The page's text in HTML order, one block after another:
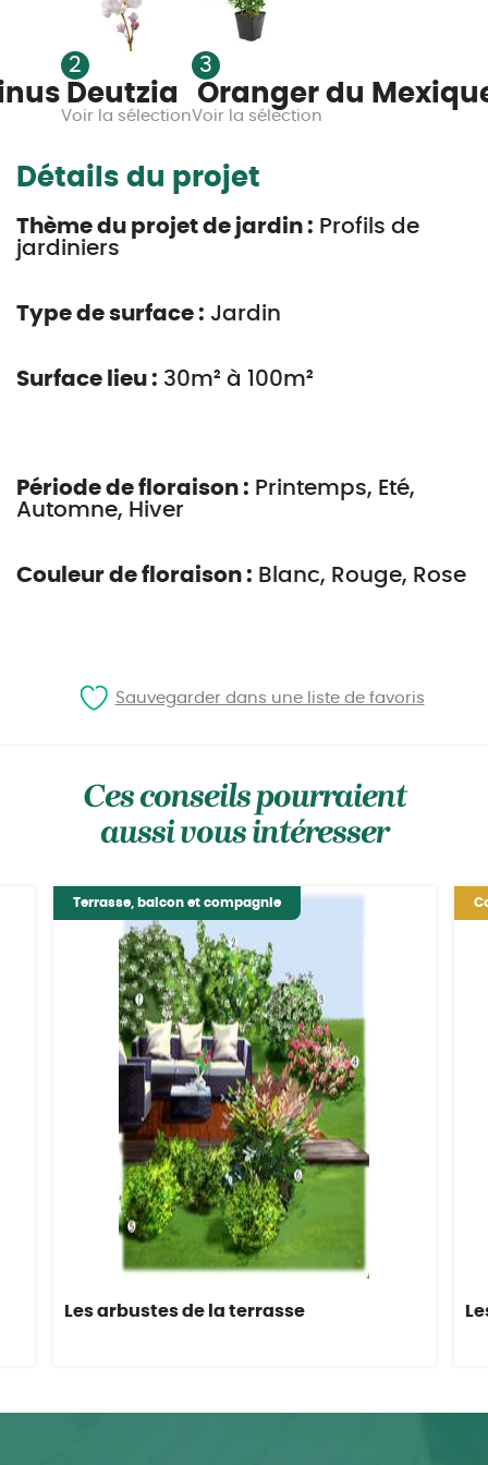
Sauvegarder dans une liste de favoris
Deutzia
Voir la sélection
Oranger du
Voir la sélection
Détails du projet
Thème du projet de jardin : Profils de
jardiniers
Type de surface : Jardin
Surface lieu : 30m² à 100m²
Période de floraison : Printemps, Eté,
Automne, Hiver
Couleur de floraison : Blanc, Rouge, Rose
Ces conseils pourraient
aussi vous intéresser
Terrasse, balcon et compagnie
Les arbustes de la terrasse